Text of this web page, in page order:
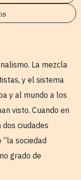
La mezcla
y el sistema
y al mundo a los
visto. Cuando en
ciudades
sociedad
grado de